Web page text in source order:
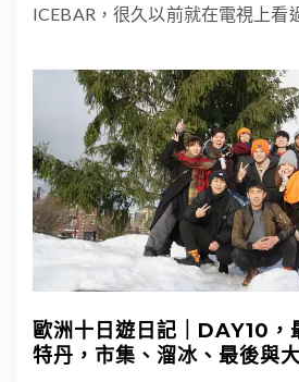
ICEBAR，很久以前就在電視上看
歐洲十日遊日記｜DAY10，
特丹，市集、溜冰、最後與